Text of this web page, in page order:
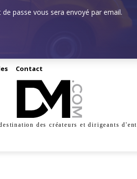
passe vous sera envoyé par email.
Contact
des créateurs et dirigeants